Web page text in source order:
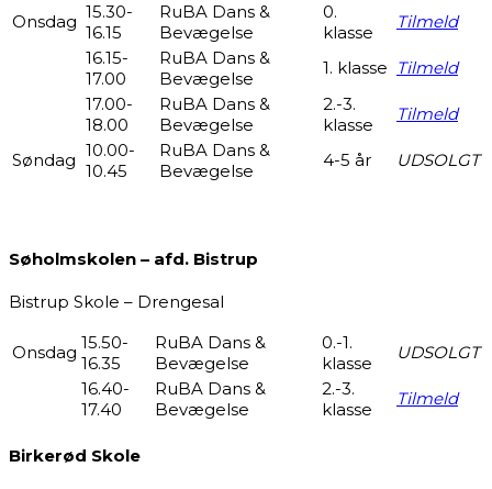
Onsdag 15.30-
16.15
RuBA Dans &
Bevægelse
0.
klasse
Tilmeld
16.15-
17.00
RuBA Dans &
Bevægelse
1. klasse Tilmeld
17.00-
18.00
RuBA Dans &
Bevægelse
2.-3.
klasse
Tilmeld
Søndag 10.00-
10.45
RuBA Dans &
Bevægelse
4-5 år UDSOLGT
Søholmskolen – afd. Bistrup
Bistrup Skole – Drengesal
Onsdag 15.50-
16.35
RuBA Dans &
Bevægelse
0.-1.
klasse
UDSOLGT
16.40-
17.40
RuBA Dans &
Bevægelse
2.-3.
klasse
Tilmeld
Birkerød Skole